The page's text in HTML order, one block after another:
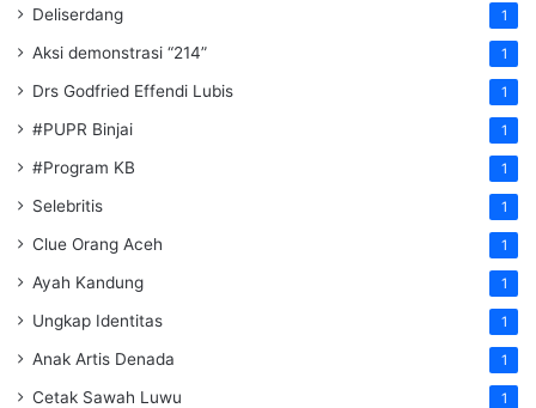
Deliserdang 1
Aksi demonstrasi “214” 1
Drs Godfried Effendi Lubis 1
#PUPR Binjai 1
#Program KB 1
Selebritis 1
Clue Orang Aceh 1
Ayah Kandung 1
Ungkap Identitas 1
Anak Artis Denada 1
Cetak Sawah Luwu 1